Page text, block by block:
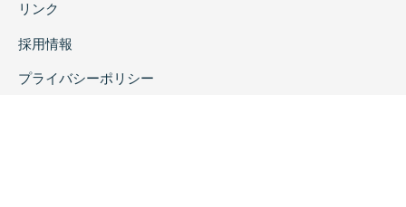
リンク
採用情報
プライバシーポリシー